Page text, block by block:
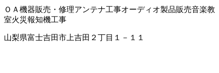
ＯＡ機器販売・修理アンテナ工事オーディオ製品販売音楽教
室火災報知機工事
山梨県富士吉田市上吉田２丁目１－１１